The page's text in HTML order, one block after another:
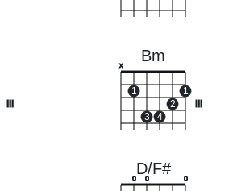
Bm
x
1
3 4
2
1
D/F#
o o o